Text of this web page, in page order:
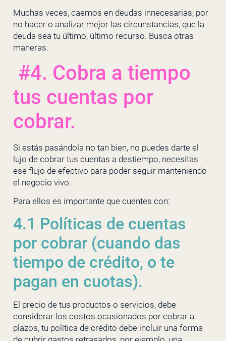
Muchas veces, caemos en deudas innecesarias, por
no hacer o analizar mejor las circunstancias, que la
deuda sea tu último, último recurso. Busca otras
maneras.
#4. Cobra a tiempo
tus cuentas por
cobrar.
Si estás pasándola no tan bien, no puedes darte el
lujo de cobrar tus cuentas a destiempo, necesitas
ese flujo de efectivo para poder seguir manteniendo
el negocio vivo.
Para ellos es importante que cuentes con:
4.1 Políticas de cuentas
por cobrar (cuando das
tiempo de crédito, o te
pagan en cuotas).
El precio de tus productos o servicios, debe
considerar los costos ocasionados por cobrar a
plazos, tu política de crédito debe incluir una forma